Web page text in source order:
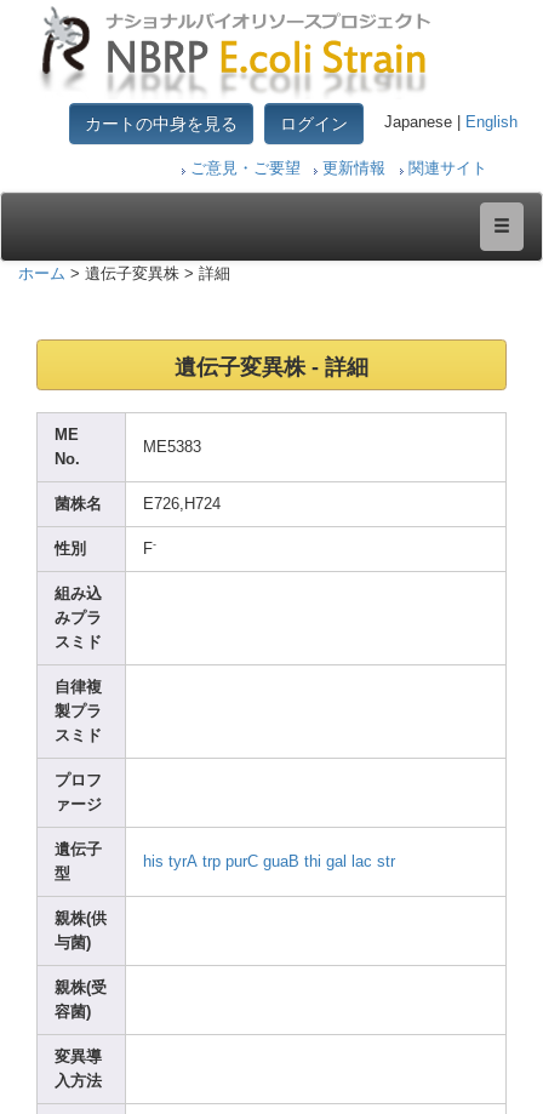
カートの中身を見る ログイン Japanese | English
ご意見・ご要望 更新情報 関連サイト
ホーム > 遺伝子変異株 > 詳細
遺伝子変異株 - 詳細
ME
No.
ME5383
菌株名 E726, H724
性別 F-
組み込
みプラ
スミド
自律複
製プラ
スミド
プロフ
ァージ
遺伝子
型
his tyrA trp purC guaB thi gal lac str
親株(供
与菌)
親株(受
容菌)
変異導
入方法